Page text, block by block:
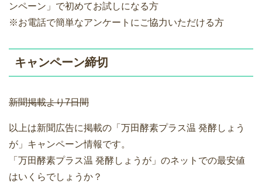
ンペーン」で初めてお試しになる方
※お電話で簡単なアンケートにご協力いただける方
キャンペーン締切
新聞掲載より7日間
以上は新聞広告に掲載の「万田酵素プラス温 発酵しょう
が」キャンペーン情報です。
「万田酵素プラス温 発酵しょうが」のネットでの最安値
はいくらでしょうか？